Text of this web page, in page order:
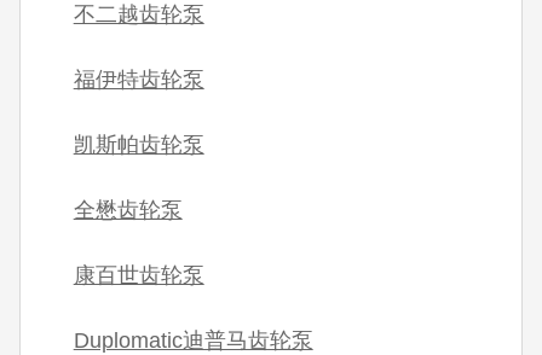
不二越齿轮泵
福伊特齿轮泵
凯斯帕齿轮泵
全懋齿轮泵
康百世齿轮泵
Duplomatic迪普马齿轮泵